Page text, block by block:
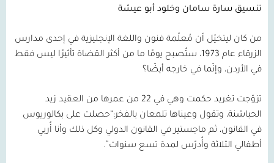
تنسيق سارة سامان وخلود أبو عيشة
من كان ليتخيّل أن مُعلّمة فنون واللغة الإنجليزية في إحدى مدارس
الزرقاء عام 1973، ستُصبح يومًا ما من أكثر القضاة تأثيرًا ليس فقط
في الأردن، وإنّما في خارجه أيضًا؟
تزوّجت تغريد حكمت وهي في 22 من عمرها من العقيد زيد
الحباشنة، وتقول وعيناها تلمعان بالفخر:“حصلت على بكالوريوس
في القانون، ثم ماجستير في القانون الدولي وكل ذلك وأنا أُربي
أطفالي الثلاثة وأُدرّس لمدة تسع سنوات”.